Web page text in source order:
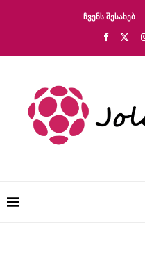
ᲩᲕᲔᲜᲡ ᲨᲔᲡᲐᲮᲔᲑ